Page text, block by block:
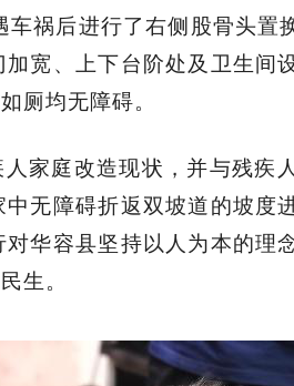
祸后进行了右侧股骨头置
宽、上下台阶处及卫生间
厕均无障碍。
家庭改造现状，并与残疾
无障碍折返双坡道的坡度
华容县坚持以人为本的理
生。